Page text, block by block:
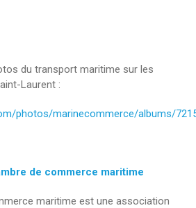
du transport maritime sur les
Laurent :
photos/marinecommerce/albums/
de commerce maritime
maritime est une association